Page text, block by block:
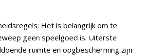
Het is belangrijk om te
geen speelgoed is. Uiterste
ruimte en oogbescherming zijn